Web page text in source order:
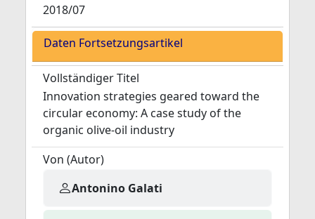
2018/07
Daten Fortsetzungsartikel
Vollständiger Titel
Innovation strategies geared toward the
circular economy: A case study of the
organic olive-oil industry
Von (Autor)
Antonino Galati